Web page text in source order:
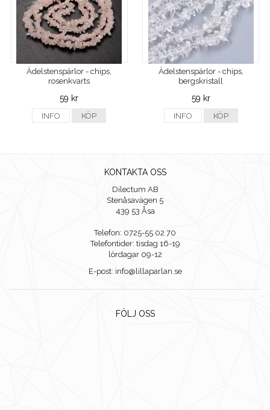
Ädelstenspärlor - chips,
rosenkvarts
59 kr
INFO KÖP
Ädelstenspärlor - chips,
bergskristall
59 kr
INFO KÖP
KONTAKTA OSS
Dilectum AB
Stenåsavägen 5
439 53 Åsa
Telefon: 0725-55 02 70
Telefontider: tisdag 16-19
lördagar 09-12
E-post: info@lillaparlan.se
FÖLJ OSS